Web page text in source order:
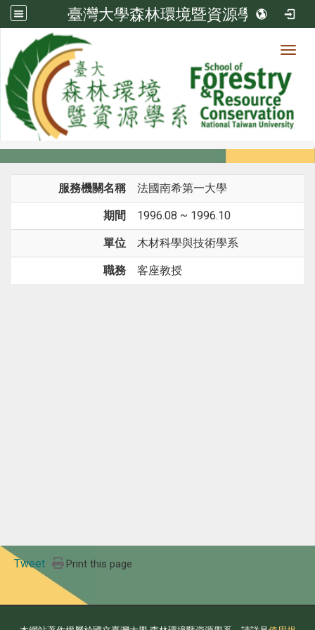
臺灣大學森林環境暨資源學系
系所成員
系所成員
服務機關名稱 法國南希第一大學
期間 1996.08 ~ 1996.10
單位 木材科學與技術學系
職務 客座教授
Tweet Print this page